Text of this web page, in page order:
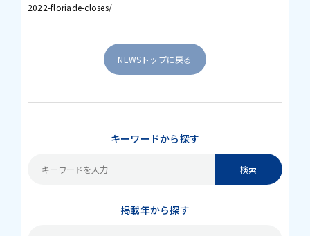
2022-floriade-closes/
NEWSトップに戻る
キーワードから探す
掲載年から探す